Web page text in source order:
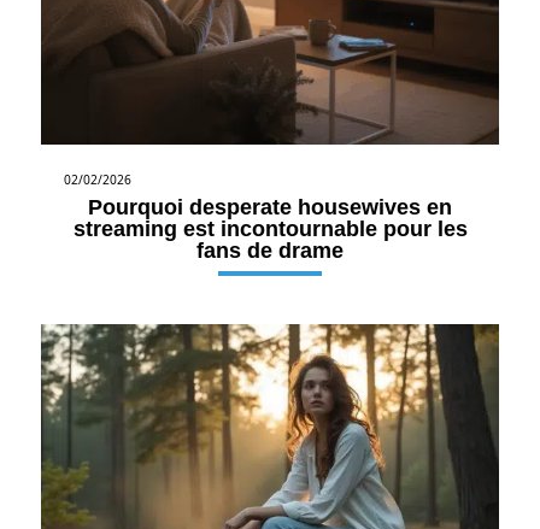
02/02/2026
Pourquoi desperate housewives en
streaming est incontournable pour les
fans de drame